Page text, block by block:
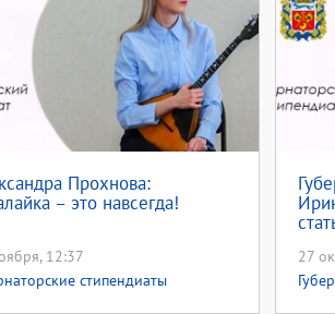
Прохнова:
– это навсегда!
12:37
стипендиаты
27